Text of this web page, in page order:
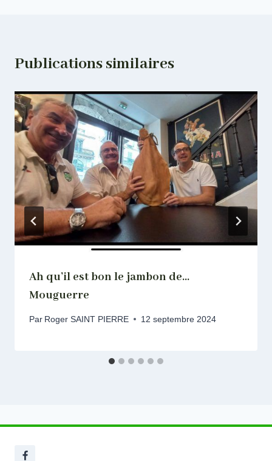
Publications similaires
Ah qu’il est bon le jambon de…
Mouguerre
Par Roger SAINT PIERRE 12 septembre 2024